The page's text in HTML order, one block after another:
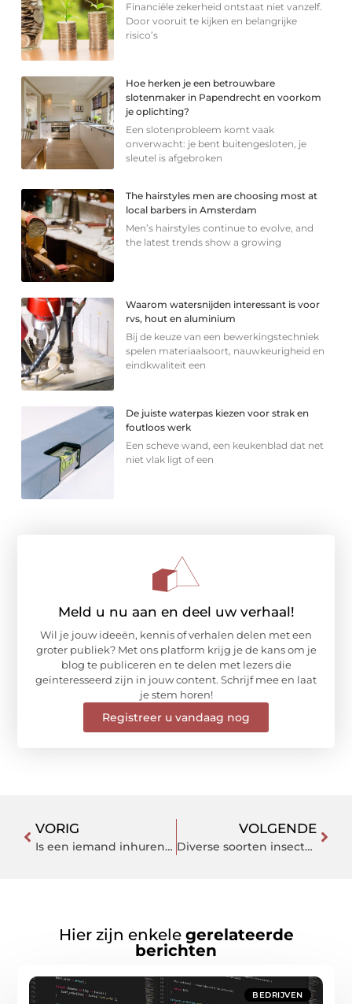
Financiële zekerheid ontstaat niet vanzelf.
Door vooruit te kijken en belangrijke
risico’s
Hoe herken je een betrouwbare
slotenmaker in Papendrecht en voorkom
je oplichting?
Een slotenprobleem komt vaak
onverwacht: je bent buitengesloten, je
sleutel is afgebroken
The hairstyles men are choosing most at
local barbers in Amsterdam
Men’s hairstyles continue to evolve, and
the latest trends show a growing
Waarom watersnijden interessant is voor
rvs, hout en aluminium
Bij de keuze van een bewerkingstechniek
spelen materiaalsoort, nauwkeurigheid en
eindkwaliteit een
De juiste waterpas kiezen voor strak en
foutloos werk
Een scheve wand, een keukenblad dat net
niet vlak ligt of een
Meld u nu aan en deel uw verhaal!
Wil je jouw ideeën, kennis of verhalen delen met een
groter publiek? Met ons platform krijg je de kans om je
blog te publiceren en te delen met lezers die
geïnteresseerd zijn in jouw content. Schrijf mee en laat
je stem horen!
Registreer u vandaag nog
VORIG
Is een iemand inhuren voor je interim HR-opdrachten de toekomst?
VOLGENDE
Diverse soorten insecten bij deze kwekerij
Hier zijn enkele gerelateerde
berichten
BEDRIJVEN